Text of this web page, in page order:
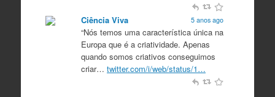
Ciência Viva 5 anos ago
“Nós temos uma característica única na
Europa que é a criatividade. Apenas
quando somos criativos conseguimos
criar… twitter.com/i/web/status/1…